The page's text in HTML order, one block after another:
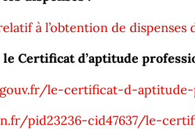
Certificat d’aptitude
le-certificat-d-aptitude-
pid23236-cid47637/le-
à l’obtention de dispenses